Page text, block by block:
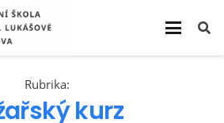
Rubrika:
kurz